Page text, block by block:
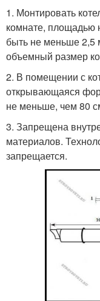
1. Монтировать
комнате, площадью
быть не меньше 2,5
объемный размер
2. В помещении с
открывающаяся
не меньше, чем 80
3. Запрещена
материалов.
запрещается.